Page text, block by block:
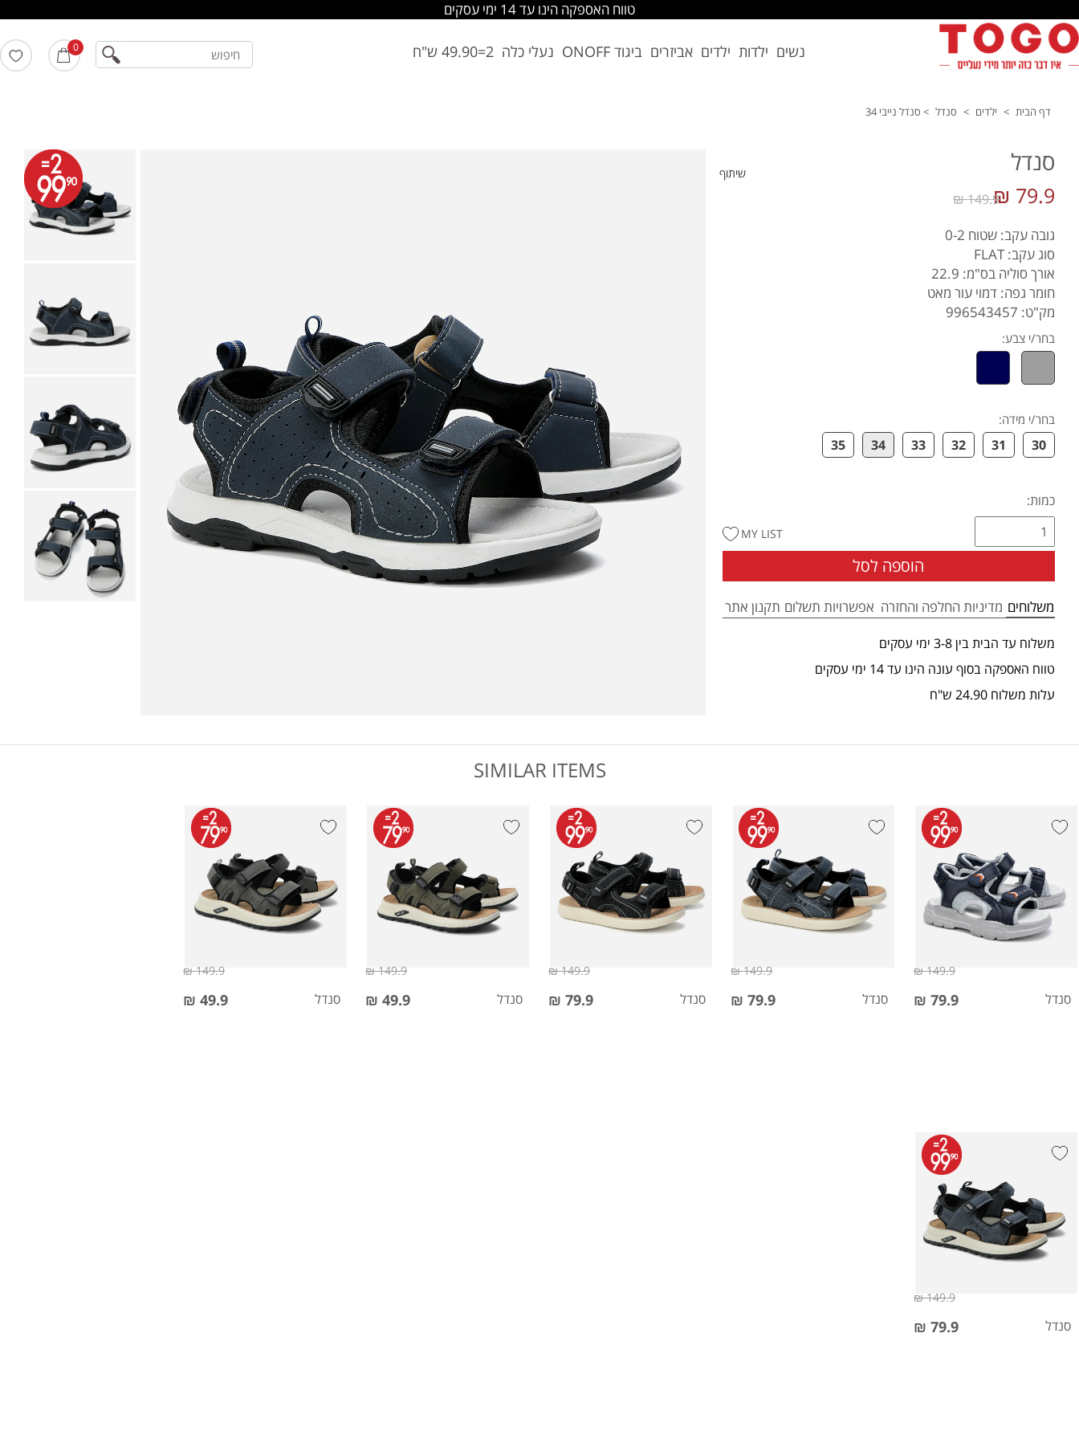
טווח האספקה הינו עד 14 ימי עסקים
נשים ילדות ילדים אביזרים ביגוד ONOFF נעלי כלה 2=49.90 ש"ח 0 חיפוש
דף הבית > ילדים > סנדל > סנדל נייבי 34
שיתוף סנדל
79.9 ₪
149.9 ₪
גובה עקב: שטוח 0-2
סוג עקב: FLAT
אורך סוליה בס"מ: 22.9
חומר גפה: דמוי עור מאט
מק"ט: 996543457
בחר/י צבע:
בחר/י מידה:
30
31
32
33
34
35
כמות:
הוספה לסל
MY LIST
משלוחים מדיניות החלפה והחזרה אפשרויות תשלום תקנון אתר
משלוח עד הבית בין 3-8 ימי עסקים
טווח האספקה בסוף עונה הינו עד 14 ימי עסקים
עלות משלוח 24.90 ש"ח
SIMILAR ITEMS
סנדל 79.9 ₪
149.9 ₪
סנדל 79.9 ₪
149.9 ₪
סנדל 79.9 ₪
149.9 ₪
סנדל 49.9 ₪
149.9 ₪
סנדל 49.9 ₪
149.9 ₪
סנדל 79.9 ₪
149.9 ₪